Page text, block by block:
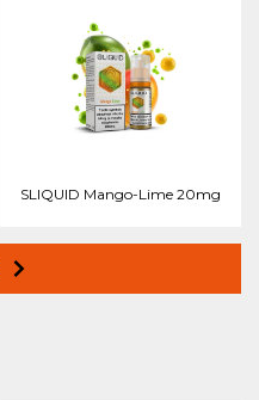
SLIQUID Mango-Lime 20mg